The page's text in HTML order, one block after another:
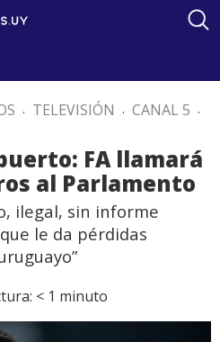
. TELEVISIÓN . CANAL 5 .
FA llamará
al Parlamento
ilegal, sin informe
le da pérdidas
< 1 minuto